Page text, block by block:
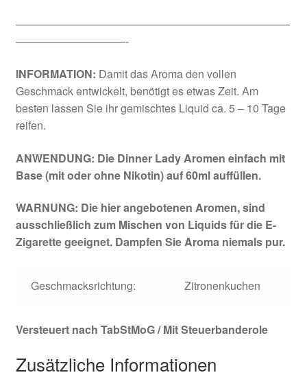
—————————————————————————
——————————-
INFORMATION: Damit das Aroma den vollen
Geschmack entwickelt, benötigt es etwas Zeit. Am
besten lassen Sie ihr gemischtes Liquid ca. 5 – 10 Tage
reifen.
ANWENDUNG: Die Dinner Lady Aromen einfach mit
Base (mit oder ohne Nikotin) auf 60ml auffüllen.
WARNUNG: Die hier angebotenen Aromen, sind
ausschließlich zum Mischen von Liquids für die E-
Zigarette geeignet. Dampfen Sie Aroma niemals pur.
Geschmacksrichtung: Zitronenkuchen
Versteuert nach TabStMoG / Mit Steuerbanderole
Zusätzliche Informationen